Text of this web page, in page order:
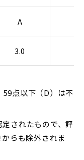
A
3.0
59点以下（D）は不
定されたもので、評
らも除外されま